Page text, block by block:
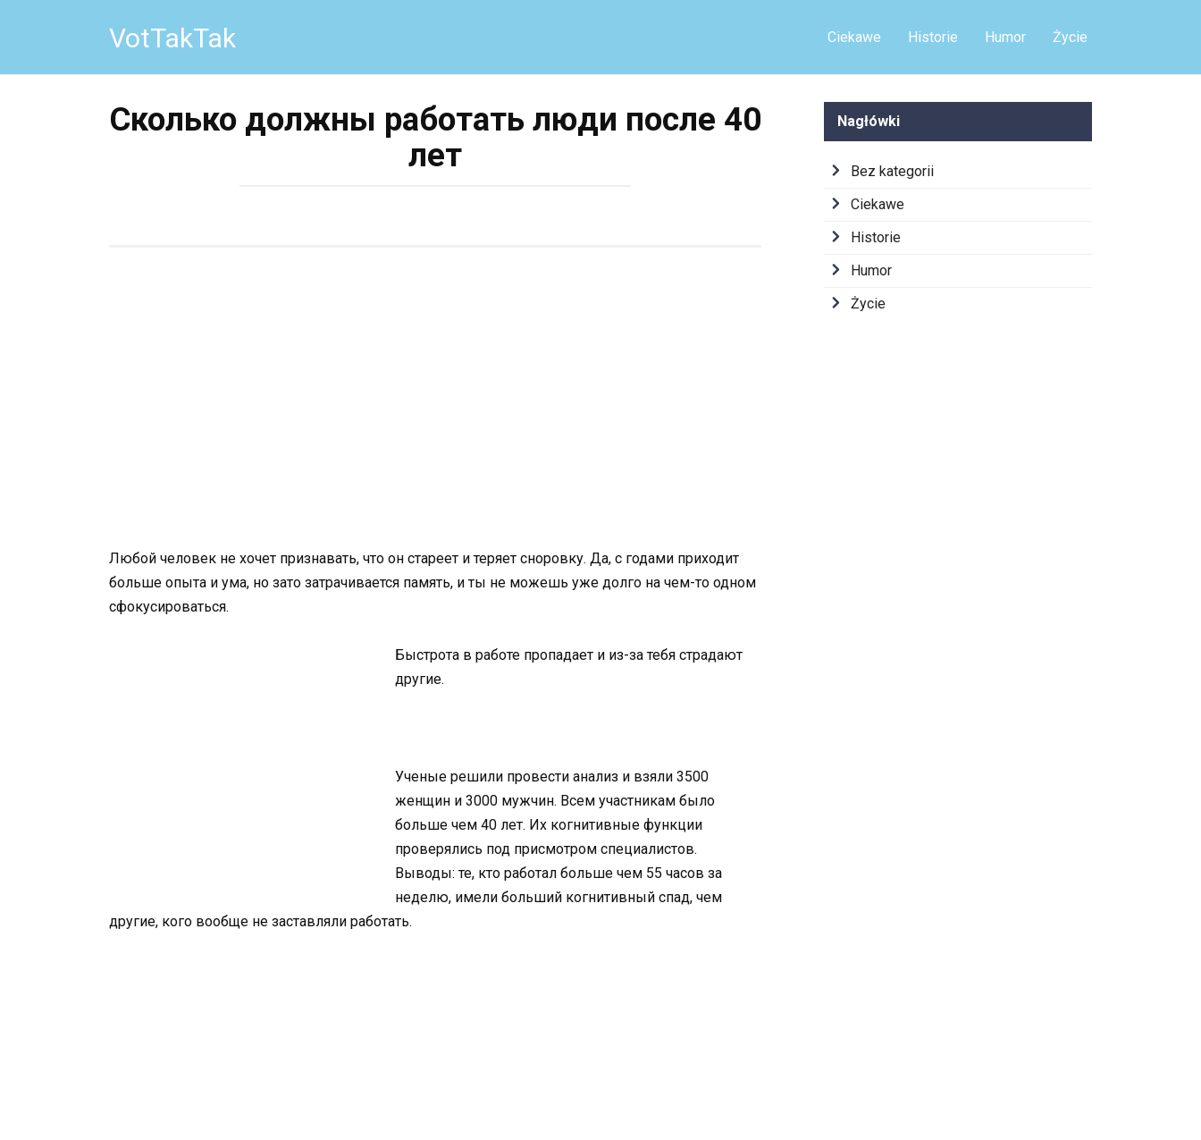
VotTakTak Ciekawe Historie Humor Życie
Сколько должны работать люди после 40
лет
Любой человек не хочет признавать, что он стареет и теряет сноровку. Да, с годами приходит
больше опыта и ума, но зато затрачивается память, и ты не можешь уже долго на чем-то одном
сфокусироваться.
Быстрота в работе пропадает и из-за тебя страдают
другие.
Ученые решили провести анализ и взяли 3500
женщин и 3000 мужчин. Всем участникам было
больше чем 40 лет. Их когнитивные функции
проверялись под присмотром специалистов.
Выводы: те, кто работал больше чем 55 часов за
неделю, имели больший когнитивный спад, чем
другие, кого вообще не заставляли работать.
Nagłówki
Bez kategorii
Ciekawe
Historie
Humor
Życie